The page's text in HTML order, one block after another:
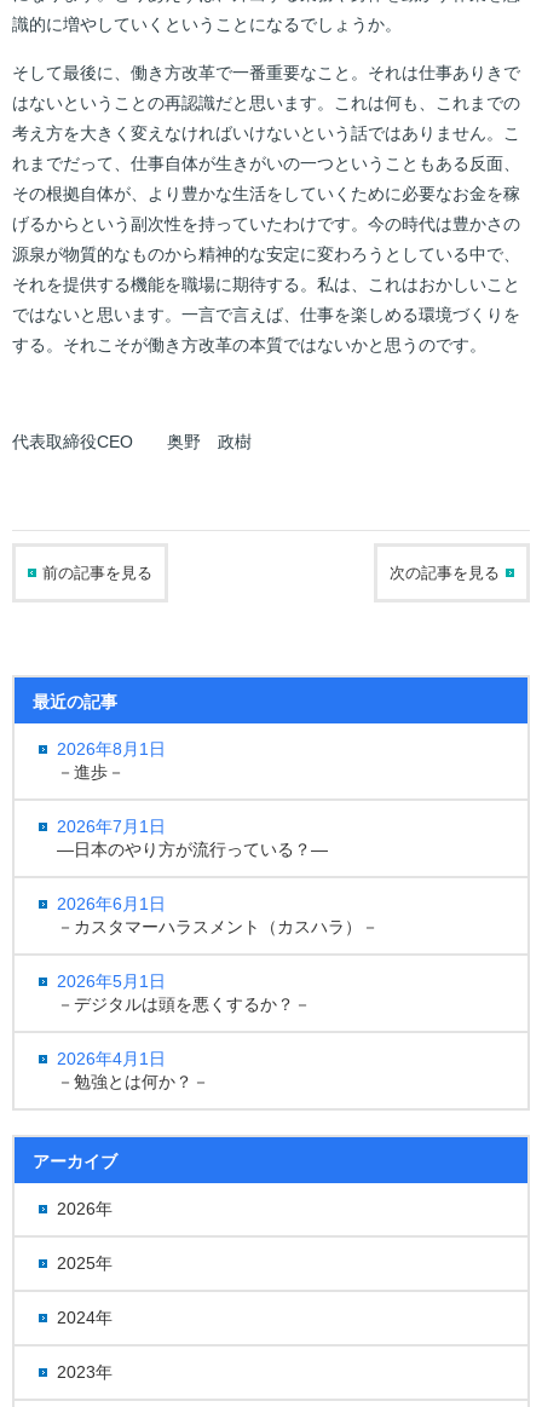
識的に増やしていくということになるでしょうか。
そして最後に、働き方改革で一番重要なこと。それは仕事ありきで
はないということの再認識だと思います。これは何も、これまでの
考え方を大きく変えなければいけないという話ではありません。こ
れまでだって、仕事自体が生きがいの一つということもある反面、
その根拠自体が、より豊かな生活をしていくために必要なお金を稼
げるからという副次性を持っていたわけです。今の時代は豊かさの
源泉が物質的なものから精神的な安定に変わろうとしている中で、
それを提供する機能を職場に期待する。私は、これはおかしいこと
ではないと思います。一言で言えば、仕事を楽しめる環境づくりを
する。それこそが働き方改革の本質ではないかと思うのです。
代表取締役CEO 奥野 政樹
前の記事を見る 次の記事を見る
最近の記事
2026年8月1日
－進歩－
2026年7月1日
―日本のやり方が流行っている？―
2026年6月1日
－カスタマーハラスメント（カスハラ）－
2026年5月1日
－デジタルは頭を悪くするか？－
2026年4月1日
－勉強とは何か？－
アーカイブ
2026年
2025年
2024年
2023年